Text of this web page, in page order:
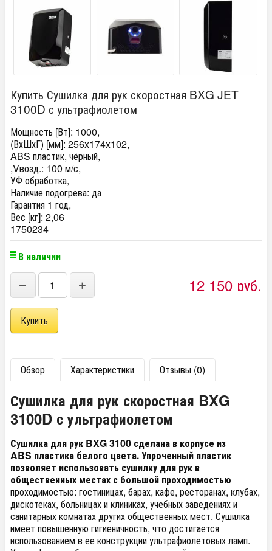
Купить Сушилка для рук скоростная BXG JET
3100D с ультрафиолетом
Мощность [Вт]: 1000,
(ВхШхГ) [мм]: 256x174x102,
ABS пластик, чёрный,
,Vвозд.: 100 м/с,
УФ обработка,
Наличие подогрева: да
Гарантия 1 год,
Вес [кг]: 2,06
1750234
В наличии
− + 12 150 руб.
Обзор Характеристики Отзывы (0)
Сушилка для рук скоростная BXG
3100D с ультрафиолетом
Сушилка для рук BXG 3100 сделана в корпусе из
ABS пластика белого цвета. Упроченный пластик
позволяет использовать сушилку для рук в
общественных местах с большой проходимостью
проходимостью: гостиницах, барах, кафе, ресторанах, клубах,
дискотеках, больницах и клиниках, учебных заведениях и
санитарных комнатах других общественных мест. Сушилка
имеет повышенную гигиеничность, что достигается
использованием в ее конструкции ультрафиолетовых ламп.